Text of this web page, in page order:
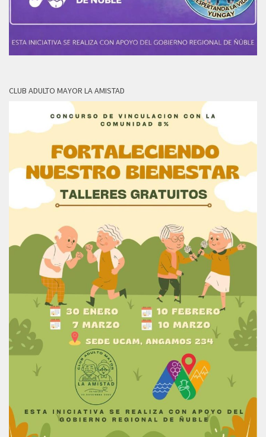
CLUB ADULTO MAYOR LA AMISTAD